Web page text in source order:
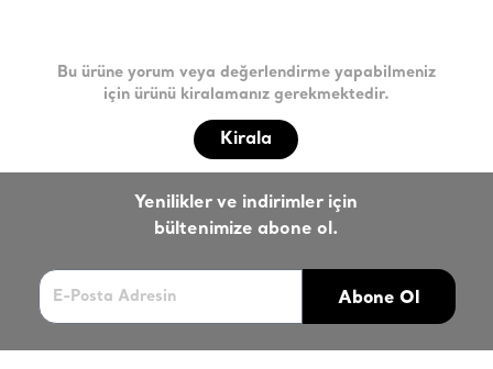
Bu ürüne yorum veya değerlendirme yapabilmeniz
için ürünü kiralamanız gerekmektedir.
Kirala
Yenilikler ve indirimler için
bültenimize abone ol.
Abone Ol